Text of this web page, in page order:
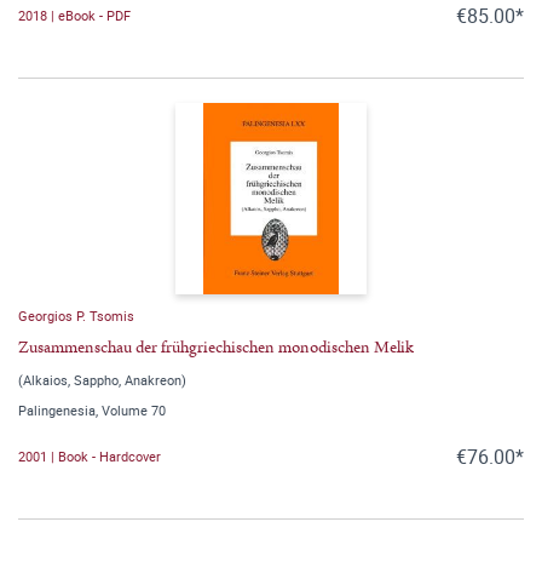
2018 | eBook - PDF €85.00*
Georgios P. Tsomis
Zusammenschau der frühgriechischen monodischen Melik
(Alkaios, Sappho, Anakreon)
Palingenesia, Volume 70
2001 | Book - Hardcover €76.00*